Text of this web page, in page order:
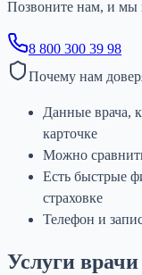
Позвоните нам, и мы
8 800 300 39 98
Почему нам
Данные врача,
карточке
Можно
Есть быстрые
страховке
Телефон и
Услуги